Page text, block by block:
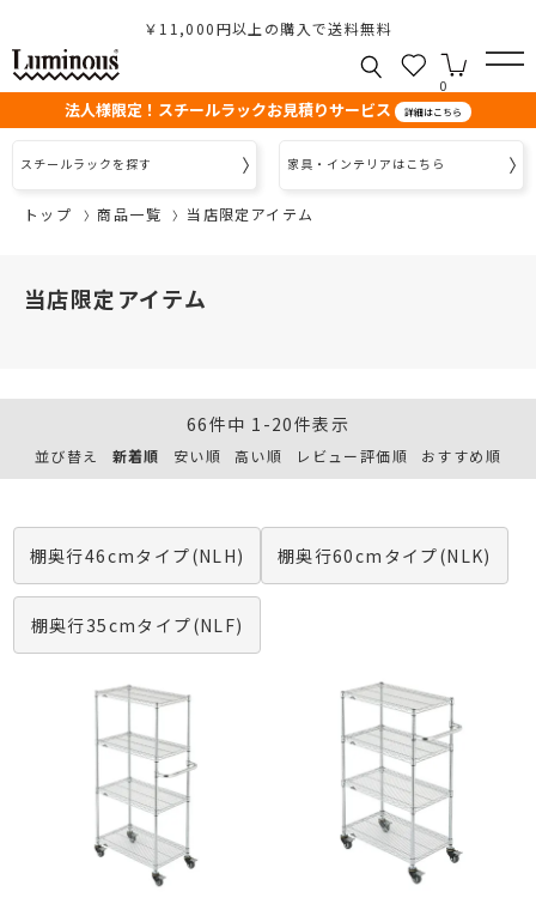
￥11,000円以上の購入で送料無料
0
法人様限定！スチールラックお見積りサービス 詳細はこちら
スチールラックを探す 家具・インテリアはこちら
トップ 商品一覧 当店限定アイテム
当店限定アイテム
並び替え 新着順 安い順 高い順 レビュー評価順 おすすめ順
66件中 1 -20件表示
棚奥行46cmタイプ(NLH) 棚奥行60cmタイプ(NLK)
棚奥行35cmタイプ(NLF)